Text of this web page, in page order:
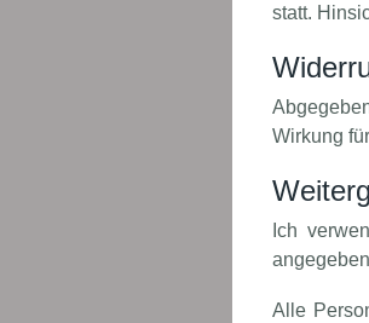
statt.
Wirkung
Ich
Alle